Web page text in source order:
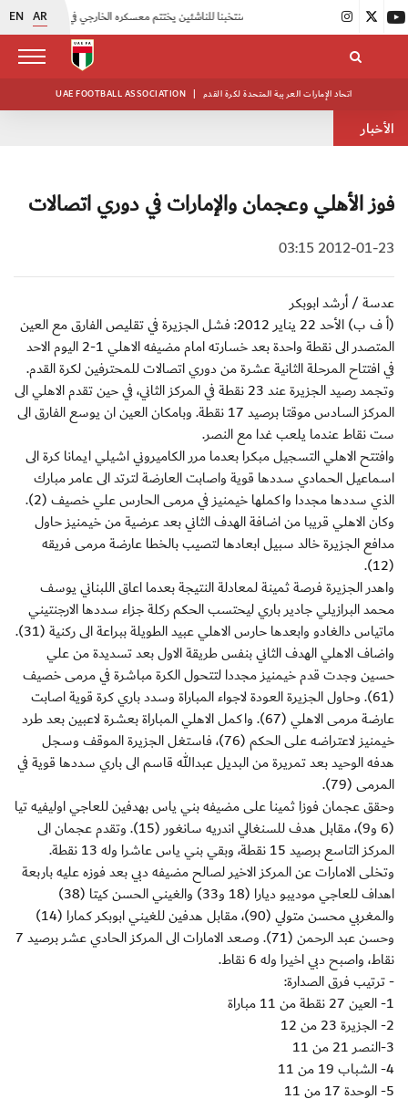
EN AR
اتحاد الكرة يُنظم ورشة عمل للمراقبين المعتمدين |
UAE FOOTBALL ASSOCIATION | اتحاد الإمارات العربية المتحدة لكرة القدم
الأخبار
فوز الأهلي وعجمان والإمارات في دوري اتصالات
2012-01-23 03:15
عدسة / أرشد ابوبكر
(أ ف ب) الأحد 22 يناير 2012: فشل الجزيرة في تقليص الفارق مع العين
المتصدر الى نقطة واحدة بعد خسارته امام مضيفه الاهلي 1-2 اليوم الاحد
في افتتاح المرحلة الثانية عشرة من دوري اتصالات للمحترفين لكرة القدم.
وتجمد رصيد الجزيرة عند 23 نقطة في المركز الثاني، في حين تقدم الاهلي الى
المركز السادس موقتا برصيد 17 نقطة. وبامكان العين ان يوسع الفارق الى
ست نقاط عندما يلعب غدا مع النصر.
وافتتح الاهلي التسجيل مبكرا بعدما مرر الكاميروني اشيلي ايمانا كرة الى
اسماعيل الحمادي سددها قوية واصابت العارضة لترتد الى عامر مبارك
الذي سددها مجددا واكملها خيمنيز في مرمى الحارس علي خصيف (2).
وكان الاهلي قريبا من اضافة الهدف الثاني بعد عرضية من خيمنيز حاول
مدافع الجزيرة خالد سبيل ابعادها لتصيب بالخطا عارضة مرمى فريقه
(12).
واهدر الجزيرة فرصة ثمينة لمعادلة النتيجة بعدما اعاق اللبناني يوسف
محمد البرازيلي جادير باري ليحتسب الحكم ركلة جزاء سددها الارجنتيني
ماتياس دالغادو وابعدها حارس الاهلي عبيد الطويلة ببراعة الى ركنية (31).
واضاف الاهلي الهدف الثاني بنفس طريقة الاول بعد تسديدة من علي
حسين وجدت قدم خيمنيز مجددا لتتحول الكرة مباشرة في مرمى خصيف
(61). وحاول الجزيرة العودة لاجواء المباراة وسدد باري كرة قوية اصابت
عارضة مرمى الاهلي (67). واكمل الاهلي المباراة بعشرة لاعبين بعد طرد
خيمنيز لاعتراضه على الحكم (76)، فاستغل الجزيرة الموقف وسجل
هدفه الوحيد بعد تمريرة من البديل عبدالله قاسم الى باري سددها قوية في
المرمى (79).
وحقق عجمان فوزا ثمينا على مضيفه بني ياس بهدفين للعاجي اوليفيه تيا
(6 و9)، مقابل هدف للسنغالي اندريه سانغور (15). وتقدم عجمان الى
المركز التاسع برصيد 15 نقطة، وبقي بني ياس عاشرا وله 13 نقطة.
وتخلى الامارات عن المركز الاخير لصالح مضيفه دبي بعد فوزه عليه باربعة
اهداف للعاجي موديبو ديارا (18 و33) والغيني الحسن كيتا (38)
والمغربي محسن متولي (90)، مقابل هدفين للغيني ابوبكر كمارا (14)
وحسن عبد الرحمن (71). وصعد الامارات الى المركز الحادي عشر برصيد 7
نقاط، واصبح دبي اخيرا وله 6 نقاط.
- ترتيب فرق الصدارة:
1- العين 27 نقطة من 11 مباراة
2- الجزيرة 23 من 12
3-النصر 21 من 11
4- الشباب 19 من 11
5- الوحدة 17 من 11